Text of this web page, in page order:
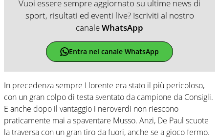
Vuoi essere sempre aggiornato su ultime news di
sport, risultati ed eventi live? Iscriviti al nostro
canaleWhatsApp
Entra nel canale WhatsApp
In precedenza sempre Llorente era stato il più pericoloso,
con un gran colpo di testa sventato da campione da Consigli.
E anche dopo il vantaggio i neroverdi non riescono
praticamente mai a spaventare Musso. Anzi, De Paul scuote
la traversa con un gran tiro da fuori, anche se a gioco fermo.